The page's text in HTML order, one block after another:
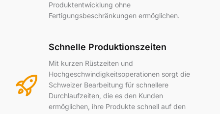
Produktentwicklung ohne
Fertigungsbeschränkungen ermöglichen.
Schnelle Produktionszeiten
Mit kurzen Rüstzeiten und
Hochgeschwindigkeitsoperationen sorgt die
Schweizer Bearbeitung für schnellere
Durchlaufzeiten, die es den Kunden
ermöglichen, ihre Produkte schnell auf den